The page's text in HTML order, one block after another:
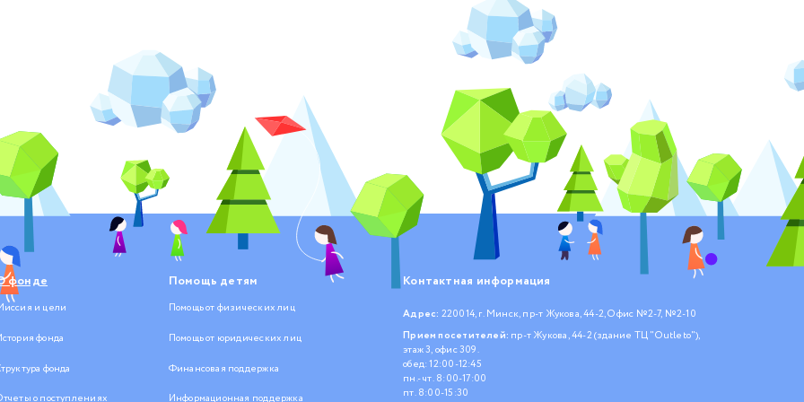
фонде
и цели
фонда
фонда
о поступлениях
Помощь детям
Помощь от физических лиц
Помощь от юридических лиц
Финансовая поддержка
Информационная поддержка
Контактная информация
Адрес: 220014, г. Минск, пр-т Жукова, 44-2, Офис №2-7, №2-10
Прием посетителей: пр-т Жукова, 44-2 (здание ТЦ "Outleto"),
этаж 3, офис 309.
обед: 12:00-12:45
пн.- чт. 8:00-17:00
пт. 8:00-15:30